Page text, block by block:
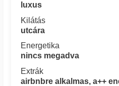
luxus
Kilátás
utcára
Energetika
nincs megadva
Extrák
airbnbre alkalmas, a++